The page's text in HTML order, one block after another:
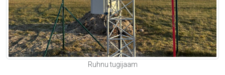
Ruhnu tugijaam